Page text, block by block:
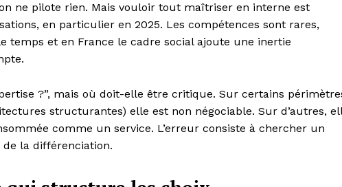
ne pilote rien. Mais vouloir tout maîtriser en interne est
en particulier en 2025. Les compétences sont rares,
temps et en France le cadre social ajoute une inertie
?”, mais où doit-elle être critique. Sur certains
structurantes) elle est non négociable. Sur d’autres,
comme un service. L’erreur consiste à chercher un
la différenciation.